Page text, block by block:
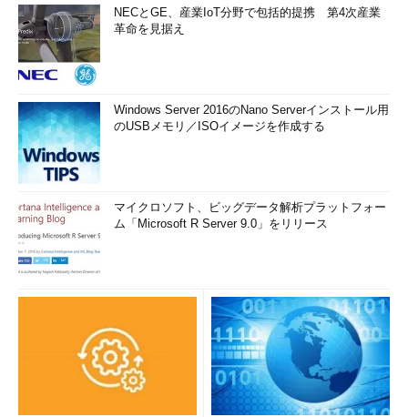
NECとGE、産業IoT分野で包括的提携 第4次産業
革命を見据え
Windows Server 2016のNano Serverインストール用
のUSBメモリ／ISOイメージを作成する
マイクロソフト、ビッグデータ解析プラットフォー
ム「Microsoft R Server 9.0」をリリース